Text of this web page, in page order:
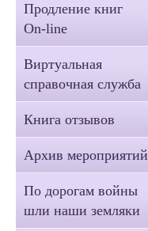
Продление книг
On-line
Виртуальная
справочная служба
Книга отзывов
Архив мероприятий
По дорогам войны
шли наши земляки